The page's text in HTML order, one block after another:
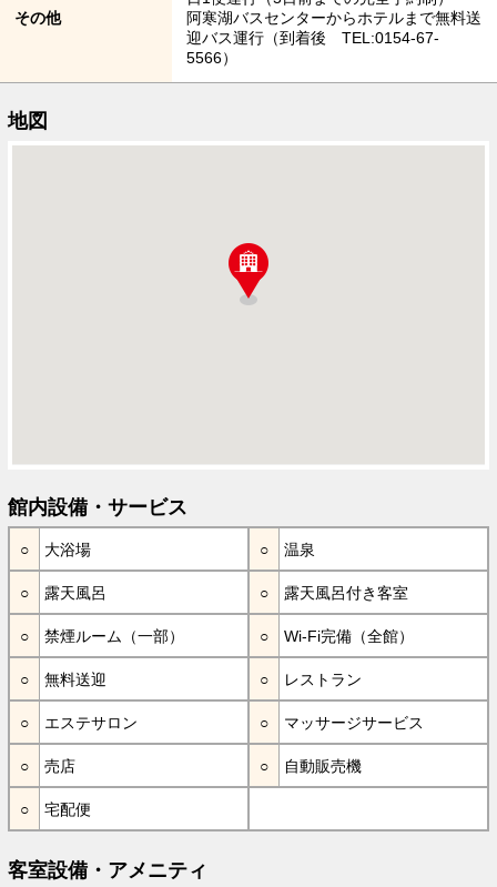
その他
阿寒湖バスセンターからホテルまで無料送
迎バス運行（到着後 TEL:0154-67-
5566）
地図
館内設備・サービス
大浴場 温泉
露天風呂 露天風呂付き客室
禁煙ルーム（一部） Wi-Fi完備（全館）
無料送迎 レストラン
エステサロン マッサージサービス
売店 自動販売機
宅配便
客室設備・アメニティ